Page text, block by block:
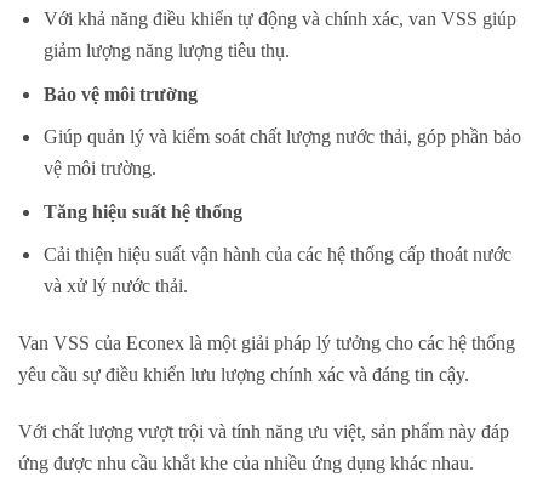
Với khả năng điều khiển tự động và chính xác, van VSS giúp
giảm lượng năng lượng tiêu thụ.
Bảo vệ môi trường
Giúp quản lý và kiểm soát chất lượng nước thải, góp phần bảo
vệ môi trường.
Tăng hiệu suất hệ thống
Cải thiện hiệu suất vận hành của các hệ thống cấp thoát nước
và xử lý nước thải.
Van VSS của Econex là một giải pháp lý tưởng cho các hệ thống
yêu cầu sự điều khiển lưu lượng chính xác và đáng tin cậy.
Với chất lượng vượt trội và tính năng ưu việt, sản phẩm này đáp
ứng được nhu cầu khắt khe của nhiều ứng dụng khác nhau.